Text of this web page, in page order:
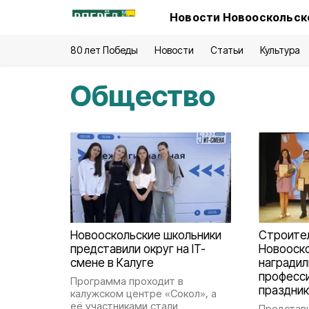
Новости
80 лет Победы Новости Статьи Культура
Общество
Новооскольские школьники
представили округ на IT-
смене в Калуге
Программа проходит в
калужском центре «Сокол», а
её участниками стали